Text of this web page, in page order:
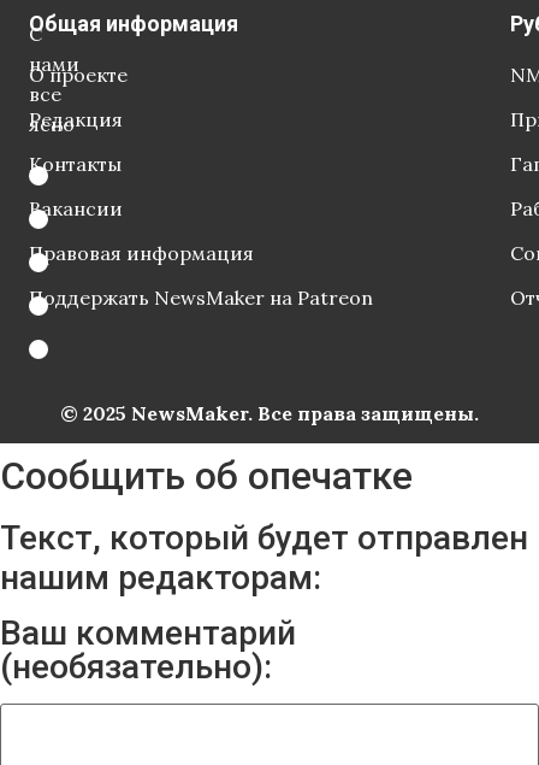
С
нами
все
ясно
Общая информация
О проекте
Редакция
Контакты
Вакансии
Правовая информация
Поддержать NewsMaker на Patreon
© 2025 NewsMaker. Все права защищены.
Сообщить об опечатке
Текст, который будет отправлен
нашим редакторам:
Ваш комментарий
(необязательно):